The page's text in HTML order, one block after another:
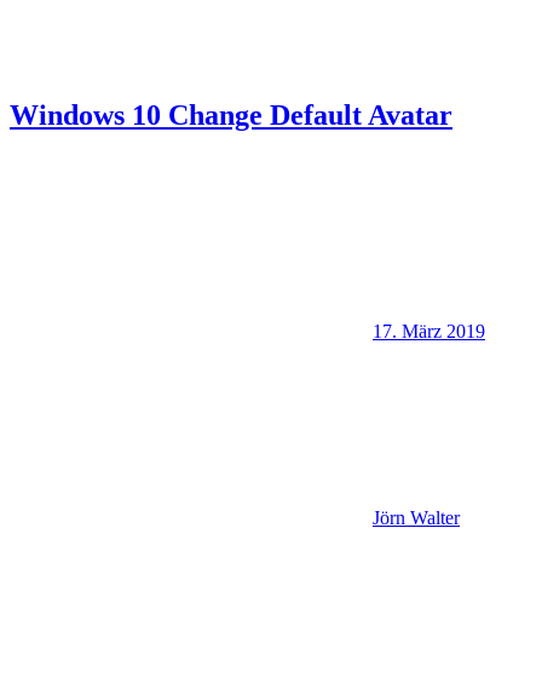
Windows 10 Change Default Avatar
17. März 2019
Jörn Walter